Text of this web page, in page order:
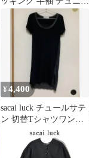
ク サカイラック
¥4,400
sacai luck チュールサテ
ン 切替Tシャツワンピ